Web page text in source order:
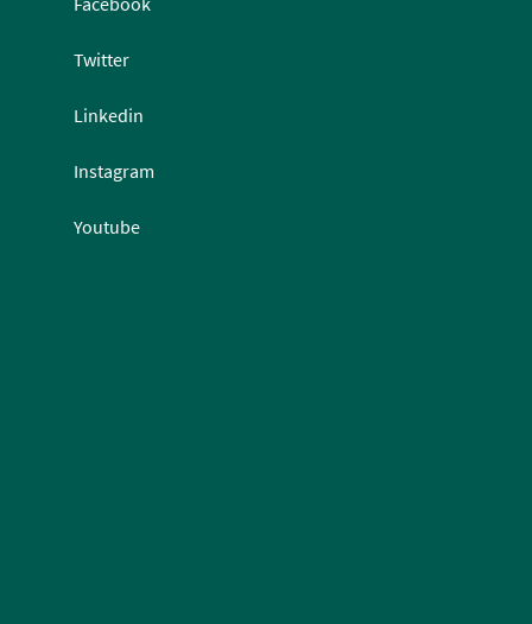
Twitter
Linkedin
Instagram
Youtube